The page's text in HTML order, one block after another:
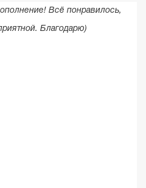
Всё понравилось,
Благодарю)